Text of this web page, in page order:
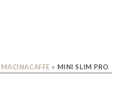
MACINACAFFÈ » MINI SLIM PRO